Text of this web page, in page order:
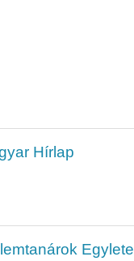
Hírlap
Egylete